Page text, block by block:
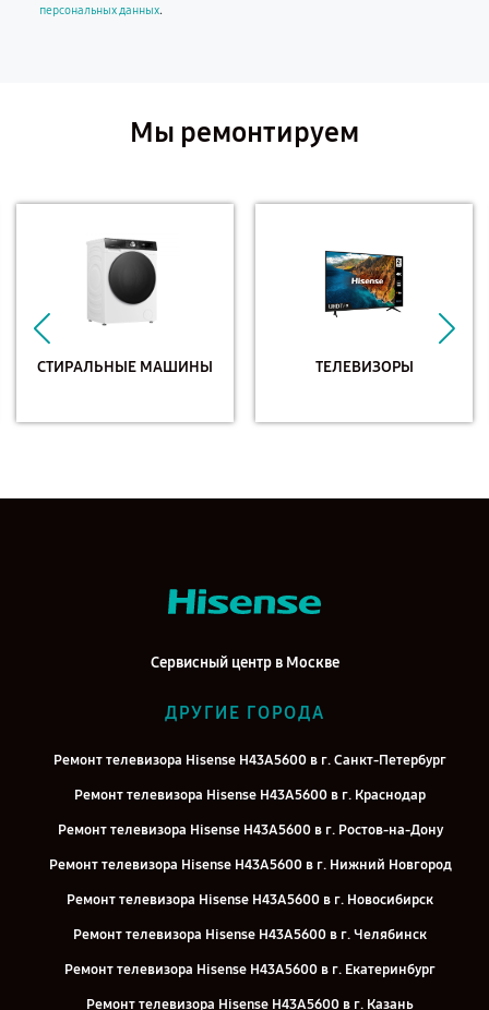
персональных данных.
Мы ремонтируем
СТИРАЛЬНЫЕ МАШИНЫ ТЕЛЕВИЗОРЫ
Сервисный центр в Москве
ДРУГИЕ ГОРОДА
Ремонт телевизора Hisense H43A5600 в г. Санкт-Петербург
Ремонт телевизора Hisense H43A5600 в г. Краснодар
Ремонт телевизора Hisense H43A5600 в г. Ростов-на-Дону
Ремонт телевизора Hisense H43A5600 в г. Нижний Новгород
Ремонт телевизора Hisense H43A5600 в г. Новосибирск
Ремонт телевизора Hisense H43A5600 в г. Челябинск
Ремонт телевизора Hisense H43A5600 в г. Екатеринбург
Ремонт телевизора Hisense H43A5600 в г. Казань